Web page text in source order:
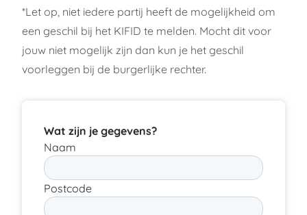
*Let op, niet iedere partij heeft de mogelijkheid om
een geschil bij het KIFID te melden. Mocht dit voor
jouw niet mogelijk zijn dan kun je het geschil
voorleggen bij de burgerlijke rechter.
Wat zijn je gegevens?
Naam
Postcode